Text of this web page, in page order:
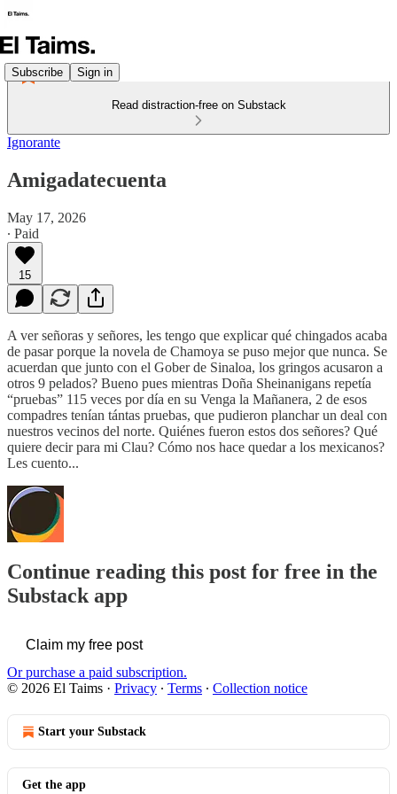
Subscribe Sign in
Read distraction-free on Substack
Ignorante
Amigadatecuenta
May 17, 2026
∙ Paid
15
A ver señoras y señores, les tengo que explicar qué chingados acaba
de pasar porque la novela de Chamoya se puso mejor que nunca. Se
acuerdan que junto con el Gober de Sinaloa, los gringos acusaron a
otros 9 pelados? Bueno pues mientras Doña Sheinanigans repetía
“pruebas” 115 veces por día en su Venga la Mañanera, 2 de esos
compadres tenían tántas pruebas, que pudieron planchar un deal con
nuestros vecinos del norte. Quiénes fueron estos dos señores? Qué
quiere decir para mi Clau? Cómo nos hace quedar a los mexicanos?
Les cuento...
Continue reading this post for free in the
Substack app
Claim my free post
Or purchase a paid subscription.
© 2026 El Taims · Privacy ∙ Terms ∙ Collection notice
Start your Substack
Get the app